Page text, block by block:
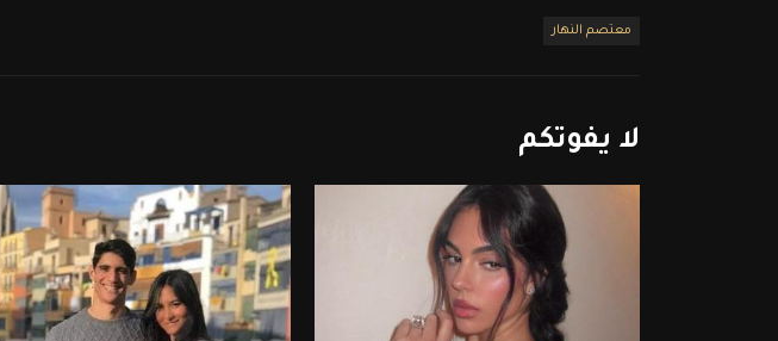
معتصم النهار
لا يفوتكم